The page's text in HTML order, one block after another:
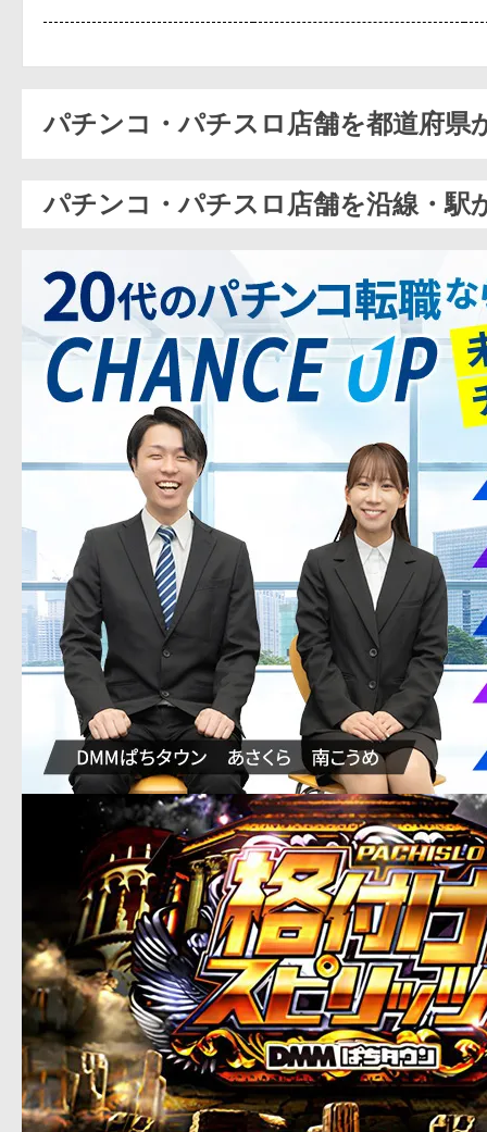
パチンコ・パチスロ店舗を都道府県
パチンコ・パチスロ店舗を沿線・駅